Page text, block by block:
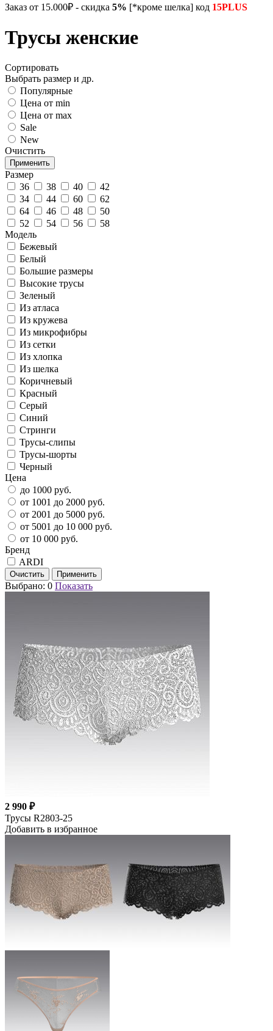
Заказ от 15.000₽ - скидка 5% [*кроме шелка] код 15PLUS
Трусы женские
Сортировать
Выбрать размер и др.
Популярные
Цена от min
Цена от max
Sale
New
Очистить
Размер
36
38 40
42
34
44 60
62
64
46 48
50
52
54 56
58
Модель
Бежевый
Белый
Большие размеры
Высокие трусы
Зеленый
Из атласа
Из кружева
Из микрофибры
Из сетки
Из хлопка
Из шелка
Коричневый
Красный
Серый
Синий
Стринги
Трусы-слипы
Трусы-шорты
Черный
Цена
до 1000 руб.
от 1001 до 2000 руб.
от 2001 до 5000 руб.
от 5001 до 10 000 руб.
от 10 000 руб.
Бренд
ARDI
Выбрано: 0 Показать
2 990 ₽
Трусы R2803-25
Добавить в избранное